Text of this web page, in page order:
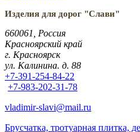
Изделия для дорог "Слави"
660061, Россия
Красноярский край
г. Красноярск
ул. Калинина. д. 88
+7-391-254-84-22
+7-983-202-31-78
vladimir-slavi@mail.ru
Брусчатка, тротуарная плитка,